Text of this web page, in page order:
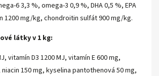
6 3,3 %, omega-3 0,9 %, DHA 0,5 %, EPA
1200 mg/kg, chondroitin sulfát 900 mg/kg.
látky v 1 kg:
vitamín D3 1200 MJ, vitamín E 600 mg,
niacin 150 mg, kyselina pantothenová 50 mg,